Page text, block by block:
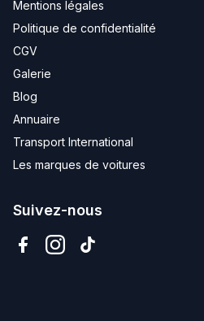
Mentions légales
Politique de confidentialité
CGV
Galerie
Blog
Annuaire
Transport International
Les marques de voitures
Suivez-nous